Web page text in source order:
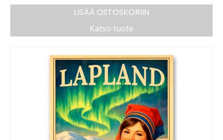
LISÄÄ OSTOSKORIIN
Katso tuote